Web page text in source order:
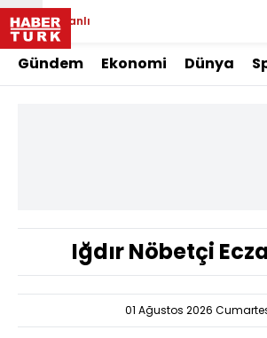
Canlı
Gündem Ekonomi Dünya
Iğdır Nöbetçi
01 Ağustos 2026